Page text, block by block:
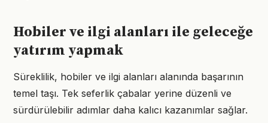
Hobiler ve ilgi alanları ile geleceğe
yatırım yapmak
Süreklilik, hobiler ve ilgi alanları alanında başarının
temel taşı. Tek seferlik çabalar yerine düzenli ve
sürdürülebilir adımlar daha kalıcı kazanımlar sağlar.